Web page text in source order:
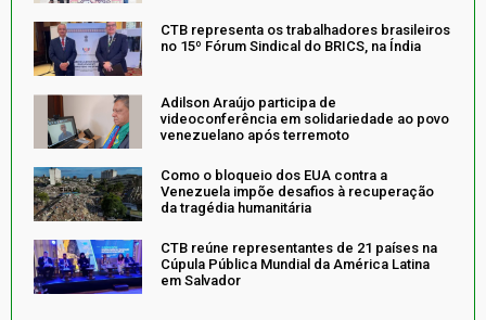
CTB representa os trabalhadores brasileiros
no 15º Fórum Sindical do BRICS, na Índia
Adilson Araújo participa de
videoconferência em solidariedade ao povo
venezuelano após terremoto
Como o bloqueio dos EUA contra a
Venezuela impõe desafios à recuperação
da tragédia humanitária
CTB reúne representantes de 21 países na
Cúpula Pública Mundial da América Latina
em Salvador